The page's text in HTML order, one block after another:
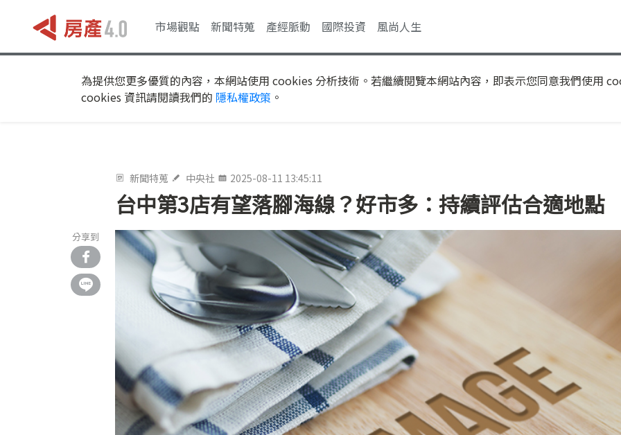
市場觀點 新聞特蒐 產經脈動 國際投資 風尚人生
為提供您更多優質的內容，本網站使用 cookies 分析技術。若繼續閱覽本網站內容，即表示您同意我們使用
cookies 資訊請閱讀我們的 隱私權政策 。
新聞特蒐 中央社 2025-08-11 13:45:11
台中第3店有望落腳海線？好市多：持續評估合適地點
分享到